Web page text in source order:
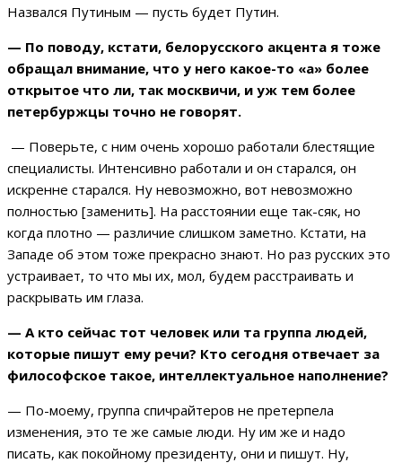
Назвался Путиным — пусть будет Путин.
— По поводу, кстати, белорусского акцента я тоже
обращал внимание, что у него какое-то «а» более
открытое что ли, так москвичи, и уж тем более
петербуржцы точно не говорят.
— Поверьте, с ним очень хорошо работали блестящие
специалисты. Интенсивно работали и он старался, он
искренне старался. Ну невозможно, вот невозможно
полностью [заменить]. На расстоянии еще так-сяк, но
когда плотно — различие слишком заметно. Кстати, на
Западе об этом тоже прекрасно знают. Но раз русских это
устраивает, то что мы их, мол, будем расстраивать и
раскрывать им глаза.
— А кто сейчас тот человек или та группа людей,
которые пишут ему речи? Кто сегодня отвечает за
философское такое, интеллектуальное наполнение?
— По-моему, группа спичрайтеров не претерпела
изменения, это те же самые люди. Ну им же и надо
писать, как покойному президенту, они и пишут. Ну,